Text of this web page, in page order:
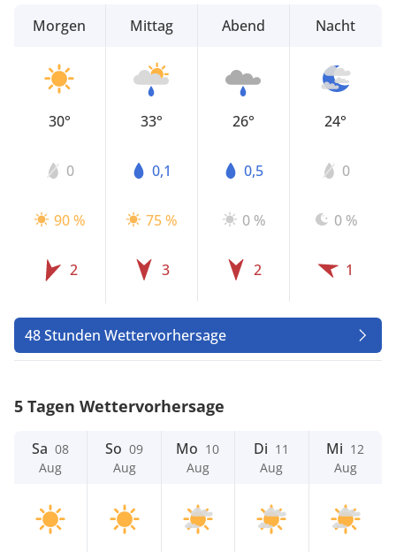
Morgen
30°
0
90 %
2
Mittag
33°
0,1
75 %
3
Abend
26°
0,5
0 %
2
Nacht
24°
0
0 %
1
48 Stunden Wettervorhersage
5 Tagen Wettervorhersage
Sa 08
Aug
So 09
Aug
Mo 10
Aug
Di 11
Aug
Mi 12
Aug